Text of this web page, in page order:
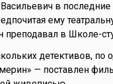
в
ему
преподавал в Школе-
детективов, по
— поставлен